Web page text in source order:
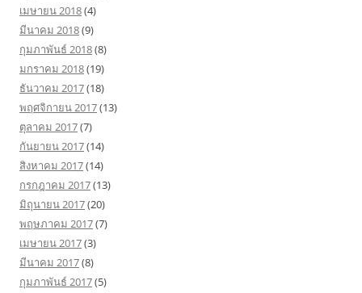
เมษายน 2018(4)
มีนาคม 2018(9)
กุมภาพันธ์ 2018(8)
มกราคม 2018(19)
ธันวาคม 2017(18)
พฤศจิกายน 2017(13)
ตุลาคม 2017(7)
กันยายน 2017(14)
สิงหาคม 2017(14)
กรกฎาคม 2017(13)
มิถุนายน 2017(20)
พฤษภาคม 2017(7)
เมษายน 2017(3)
มีนาคม 2017(8)
กุมภาพันธ์ 2017(5)